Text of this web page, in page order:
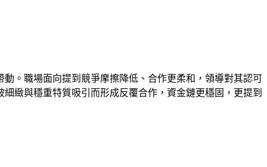
。職場面向提到競爭摩擦降低、合作更柔和，領導對其認可
緻與穩重特質吸引而形成反覆合作，資金鏈更穩固，更提到